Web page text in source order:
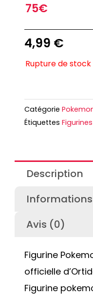
75€
4,99 €
Rupture de stock
Catégorie
Étiquettes
Description
Avis (0)
Figurine
officielle
Figurine